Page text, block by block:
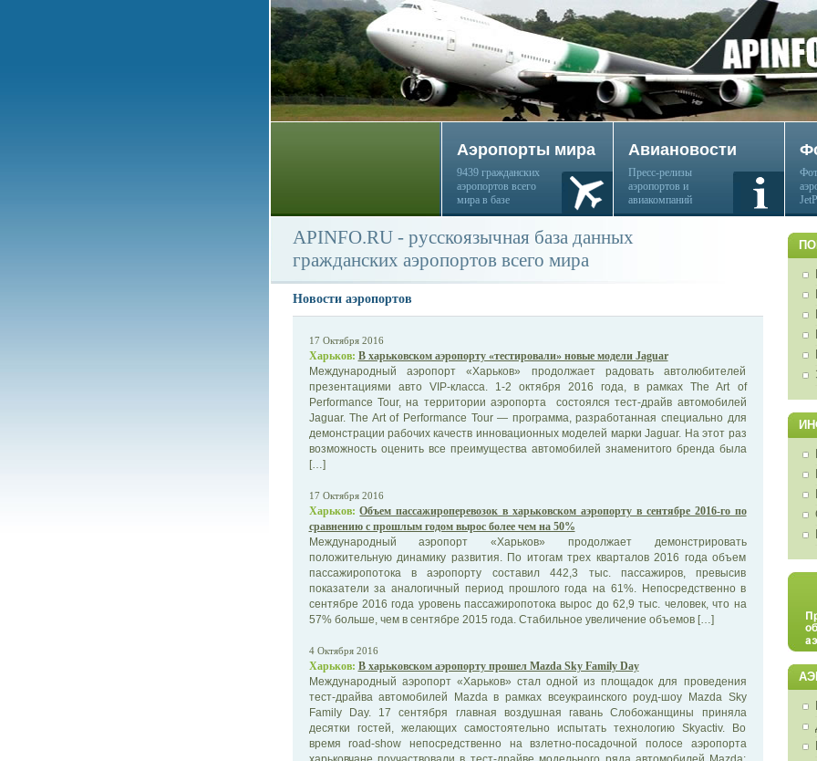
Аэропорты мира
9439 гражданских
аэропортов всего
мира в базе
Авиановости
Пресс-релизы
аэропортов и
авиакомпаний
APINFO.RU - русскоязычная база данных
гражданских аэропортов всего мира
Новости аэропортов
17 Октября 2016
Харьков: В харьковском аэропорту «тестировали» новые модели Jaguar
Международный аэропорт «Харьков» продолжает радовать автолюбителей
презентациями авто VIP-класса. 1-2 октября 2016 года, в рамках The Art of
Performance Tour, на территории аэропорта состоялся тест-драйв автомобилей
Jaguar. The Art of Performance Tour — программа, разработанная специально для
демонстрации рабочих качеств инновационных моделей марки Jaguar. На этот раз
возможность оценить все преимущества автомобилей знаменитого бренда была
[…]
17 Октября 2016
Харьков: Объем пассажироперевозок в харьковском аэропорту в сентябре 2016-го по
сравнению с прошлым годом вырос более чем на 50%
Международный аэропорт «Харьков» продолжает демонстрировать
положительную динамику развития. По итогам трех кварталов 2016 года объем
пассажиропотока в аэропорту составил 442,3 тыс. пассажиров, превысив
показатели за аналогичный период прошлого года на 61%. Непосредственно в
сентябре 2016 года уровень пассажиропотока вырос до 62,9 тыс. человек, что на
57% больше, чем в сентябре 2015 года. Стабильное увеличение объемов […]
4 Октября 2016
Харьков: В харьковском аэропорту прошел Mazda Sky Family Day
Международный аэропорт «Харьков» стал одной из площадок для проведения
тест-драйва автомобилей Mazda в рамках всеукраинского роуд-шоу Mazda Sky
Family Day. 17 сентября главная воздушная гавань Слобожанщины приняла
десятки гостей, желающих самостоятельно испытать технологию Skyactiv. Во
время road-show непосредственно на взлетно-посадочной полосе аэропорта